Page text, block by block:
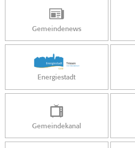
Gemeindenews
Energiestadt
Gemeindekanal